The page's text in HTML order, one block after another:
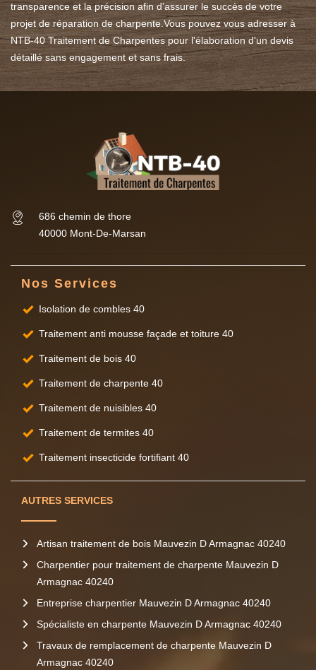
transparence et la précision afin d'assurer le succès de votre
projet de réparation de charpente.Vous pouvez vous adresser à
NTB-40 Traitement de Charpentes pour l'élaboration d'un devis
détaillé sans engagement et sans frais.
686 chemin de thore
40000 Mont-De-Marsan
Nos Services
Isolation de combles 40
Traitement anti mousse façade et toiture 40
Traitement de bois 40
Traitement de charpente 40
Traitement de nuisibles 40
Traitement de termites 40
Traitement insecticide fortifiant 40
AUTRES SERVICES
Artisan traitement de bois Mauvezin D Armagnac 40240
Charpentier pour traitement de charpente Mauvezin D
Armagnac 40240
Entreprise charpentier Mauvezin D Armagnac 40240
Spécialiste en charpente Mauvezin D Armagnac 40240
Travaux de remplacement de charpente Mauvezin D
Armagnac 40240